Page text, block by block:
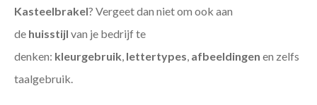
Kasteelbrakel? Vergeet dan niet om ook aan
de huisstijl van je bedrijf te
denken: kleurgebruik, lettertypes, afbeeldingen en zelfs
taalgebruik.